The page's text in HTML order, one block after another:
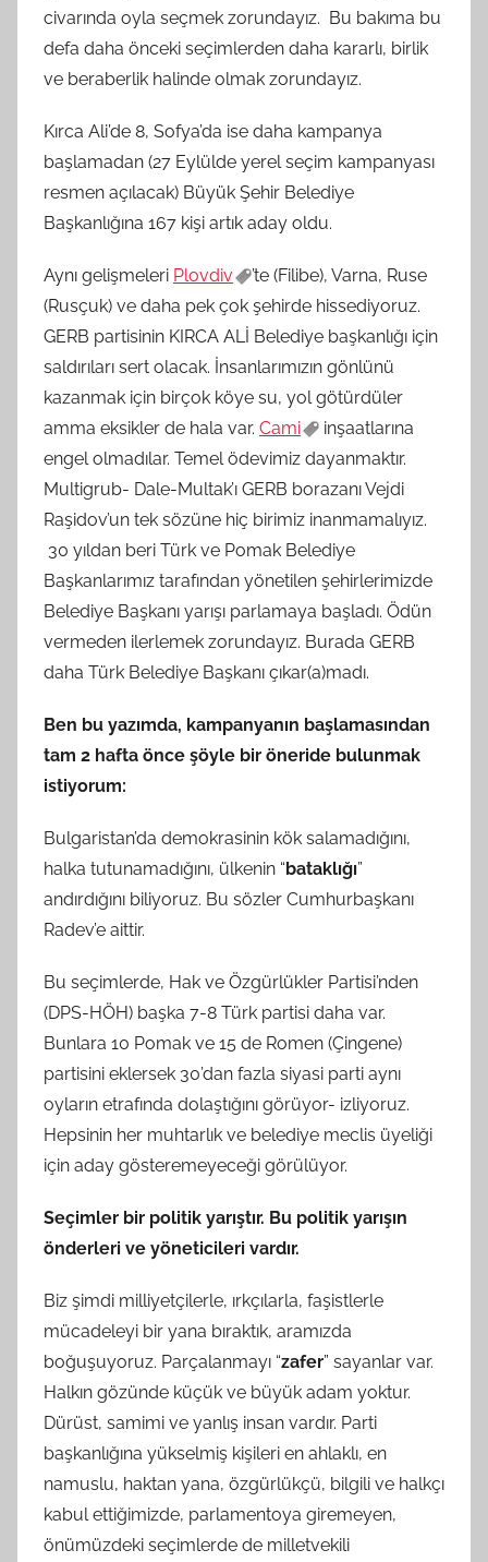
civarında oyla seçmek zorundayız. Bu bakıma bu
defa daha önceki seçimlerden daha kararlı, birlik
ve beraberlik halinde olmak zorundayız.
Kırca Ali’de 8, Sofya’da ise daha kampanya
başlamadan (27 Eylülde yerel seçim kampanyası
resmen açılacak) Büyük Şehir Belediye
Başkanlığına 167 kişi artık aday oldu.
Aynı gelişmeleri Plovdiv
’te (Filibe), Varna, Ruse
(Rusçuk) ve daha pek çok şehirde hissediyoruz.
GERB partisinin KIRCA ALİ Belediye başkanlığı için
saldırıları sert olacak. İnsanlarımızın gönlünü
kazanmak için birçok köye su, yol götürdüler
amma eksikler de hala var. Cami
inşaatlarına
engel olmadılar. Temel ödevimiz dayanmaktır.
Multigrub- Dale-Multak’ı GERB borazanı Vejdi
Raşidov’un tek sözüne hiç birimiz inanmamalıyız.
30 yıldan beri Türk ve Pomak Belediye
Başkanlarımız tarafından yönetilen şehirlerimizde
Belediye Başkanı yarışı parlamaya başladı. Ödün
vermeden ilerlemek zorundayız. Burada GERB
daha Türk Belediye Başkanı çıkar(a)madı.
Ben bu yazımda, kampanyanın başlamasından
tam 2 hafta önce şöyle bir öneride bulunmak
istiyorum:
Bulgaristan’da demokrasinin kök salamadığını,
halka tutunamadığını, ülkenin “bataklığı”
andırdığını biliyoruz. Bu sözler Cumhurbaşkanı
Radev’e aittir.
Bu seçimlerde, Hak ve Özgürlükler Partisi’nden
(DPS-HÖH) başka 7-8 Türk partisi daha var.
Bunlara 10 Pomak ve 15 de Romen (Çingene)
partisini eklersek 30’dan fazla siyasi parti aynı
oyların etrafında dolaştığını görüyor- izliyoruz.
Hepsinin her muhtarlık ve belediye meclis üyeliği
için aday gösteremeyeceği görülüyor.
Seçimler bir politik yarıştır. Bu politik yarışın
önderleri ve yöneticileri vardır.
Biz şimdi milliyetçilerle, ırkçılarla, faşistlerle
mücadeleyi bir yana bıraktık, aramızda
boğuşuyoruz. Parçalanmayı “zafer” sayanlar var.
Halkın gözünde küçük ve büyük adam yoktur.
Dürüst, samimi ve yanlış insan vardır. Parti
başkanlığına yükselmiş kişileri en ahlaklı, en
namuslu, haktan yana, özgürlükçü, bilgili ve halkçı
kabul ettiğimizde, parlamentoya giremeyen,
önümüzdeki seçimlerde de milletvekili